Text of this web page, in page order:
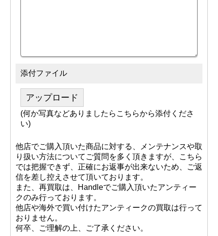
添付ファイル
アップロード
(何か写真などありましたらこちらから添付くださ
い)
他店でご購入頂いた商品に対する、メンテナンスや取
り扱い方法についてご質問を多く頂きますが、こちら
では把握できず、正確にお返事が出来ないため、ご返
信を差し控えさせて頂いております。
また、再買取は、Handleでご購入頂いたアンティー
クのみ行っております。
他店や海外で買い付けたアンティークの買取は行って
おりません。
何卒、ご理解の上、ご了承ください。